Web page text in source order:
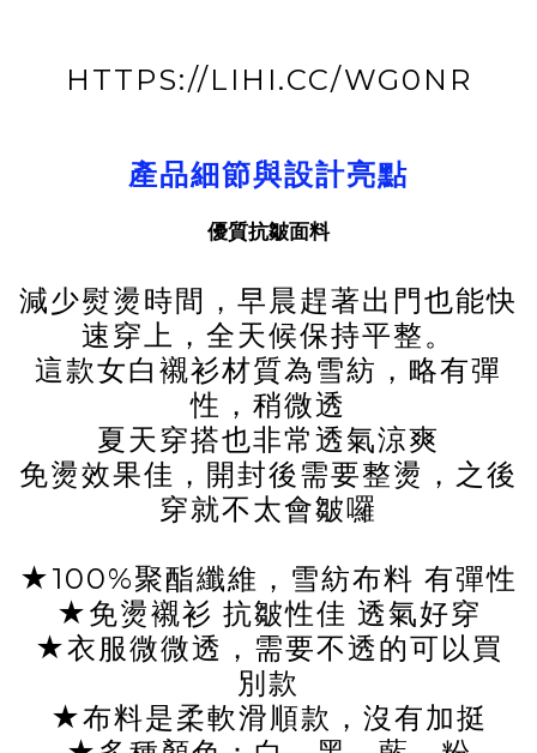
HTTPS://LIHI.CC/WG0NR
產品細節與設計亮點
優質抗皺面料
減少熨燙時間，早晨趕著出門也能快
速穿上，全天候保持平整。
這款女白襯衫材質為雪紡，略有彈
性，稍微透
夏天穿搭也非常透氣涼爽
免燙效果佳，開封後需要整燙，之後
穿就不太會皺囉
★100%聚酯纖維，雪紡布料 有彈性
★免燙襯衫 抗皺性佳 透氣好穿
★衣服微微透，需要不透的可以買
別款
★布料是柔軟滑順款，沒有加挺